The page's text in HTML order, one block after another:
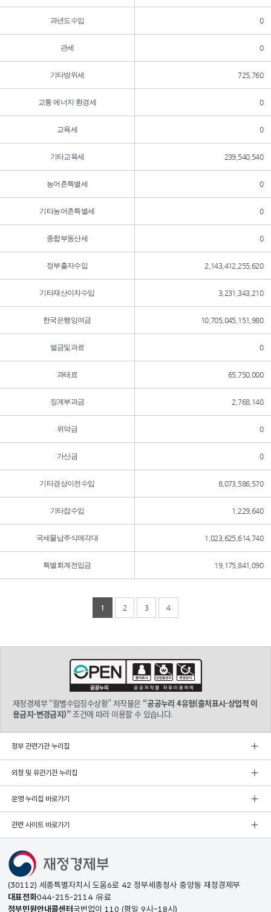
과년도수입 0
관세 0
기타방위세 725,760
교통·에너지·환경세 0
교육세 0
기타교육세 239,540,540
농어촌특별세 0
기타농어촌특별세 0
종합부동산세 0
정부출자수입 2,143,412,255,620
기타재산이자수입 3,231,343,210
한국은행잉여금 10,705,045,151,980
벌금및과료 0
과태료 65,750,000
징계부과금 2,768,140
위약금 0
가산금 0
기타경상이전수입 8,073,586,570
기타잡수입 1,229,640
국세물납주식매각대 1,023,625,614,740
특별회계전입금 19,175,841,090
1 2 3 4
재정경제부 “월별수입징수상황” 저작물은 “공공누리 4유형(출처표시-상업적 이
용금지-변경금지)”조건에 따라 이용할 수 있습니다.
정부 관련기관 누리집
외청 및 유관기관 누리집
운영 누리집 바로가기
관련 사이트 바로가기
(30112) 세종특별자치시 도움6로 42 정부세종청사 중앙동 재정경제부
대표전화044-215-2114 유료
정부민원안내콜센터국번없이 110 (평일 9시~18시)